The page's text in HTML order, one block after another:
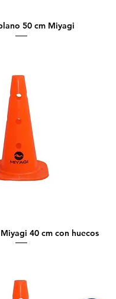
50 cm Miyagi
40 cm con huecos